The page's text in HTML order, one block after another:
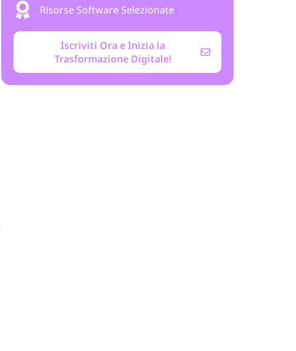
Risorse Software Selezionate
Iscriviti Ora e Inizia la
Trasformazione Digitale!